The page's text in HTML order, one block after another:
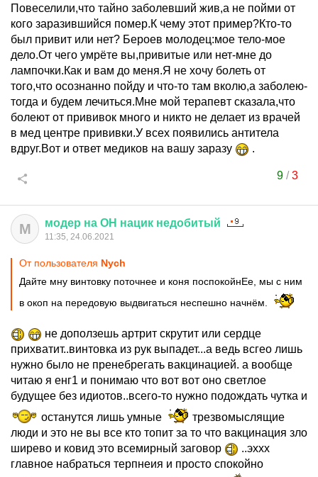
Повеселили,что тайно заболевший жив,а не пойми от
кого заразившийся помер.К чему этот пример?Кто-то
был привит или нет? Бероев молодец:мое тело-мое
дело.От чего умрёте вы,привитые или нет-мне до
лампочки.Как и вам до меня.Я не хочу болеть от
того,что осознанно пойду и что-то там вколю,а заболею-
тогда и будем лечиться.Мне мой терапевт сказала,что
болеют от прививок много и никто не делает из врачей
в мед центре прививки.У всех появились антитела
вдруг.Вот и ответ медиков на вашу заразу
.
9/3
М модер на ОН нацик недобитый
11:35, 24.06.2021
От пользователя Nych
Дайте мну винтовку поточнее и коня поспокойнЕе, мы с ним
в окоп на передовую выдвигаться неспешно начнём.
не доползешь артрит скрутит или сердце
прихватит..винтовка из рук выпадет...а ведь всгео лишь
нужно было не пренебрегать вакцинацией. а вообще
читаю я енг1 и понимаю что вот вот оно светлое
будущее без идиотов..всего-то нужно подождать чутка и
останутся лишь умные
трезвомыслящие
люди и это не вы все кто топит за то что вакцинация зло
ширево и ковид это всемирный заговор
..эххх
главное набраться терпнеия и просто спокойно